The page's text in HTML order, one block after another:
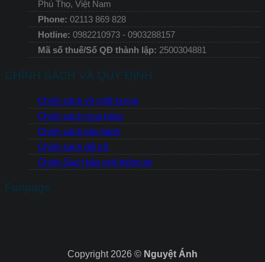
Phú Thọ, Việt Nam
Phone: 02113 869 828
Hotline: 0982210973 - 0903288157
Mã số thuế/Số QĐ thành lập: 2500304881
CHÍNH SÁCH VÀ QUY ĐỊNH
Chính sách về chất lượng
Chính sách mua hàng
Chính sách bảo hành
Chính sách đổi trả
Chính Sách bảo mật thông tin
Fanpage
Copyright 2026 © Nguyệt Ánh